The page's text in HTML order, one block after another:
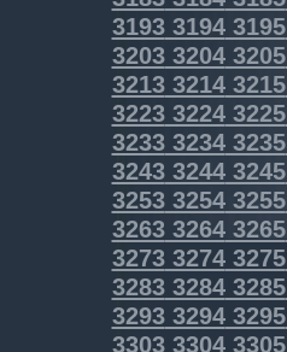
319331943195
320332043205
321332143215
322332243225
323332343235
324332443245
325332543255
326332643265
327332743275
328332843285
329332943295
330333043305